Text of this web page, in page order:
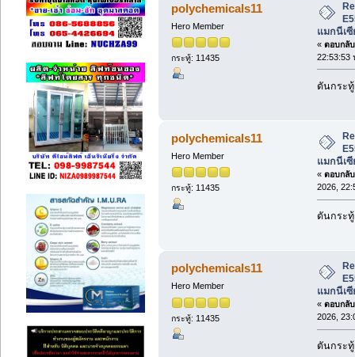
polychemicals11
Hero Member
กระทู้: 11435
แมกนีเซี
« ตอบกลั
22:53:53
ดันกระทู้
polychemicals11
Hero Member
กระทู้: 11435
แมกนีเซี
« ตอบกลั
2026,
ดันกระทู้
polychemicals11
Hero Member
กระทู้: 11435
แมกนีเซี
« ตอบกลั
2026,
ดันกระทู้